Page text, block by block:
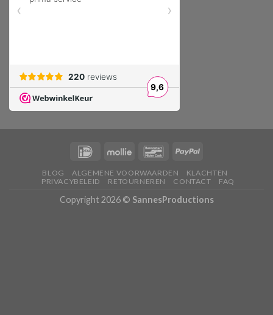
BLOG ALGEMENE VOORWAARDEN
KLACHTEN
PRIVACYBELEID
RETOURNEREN CONTACT FAQ
Copyright 2026 © SannesProductions